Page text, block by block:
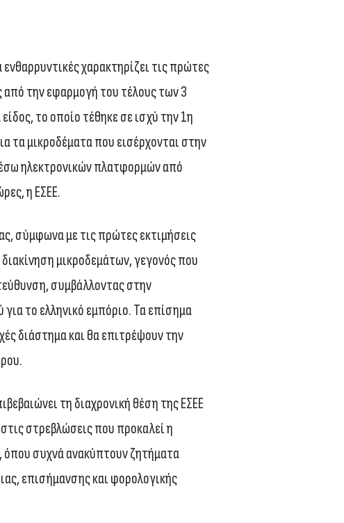
ενθαρρυντικές χαρακτηρίζει τις πρώτες
από την εφαρμογή του τέλους των 3
το οποίο τέθηκε σε ισχύ την 1η
τα μικροδέματα που εισέρχονται στην
ηλεκτρονικών πλατφορμών από
η ΕΣΕΕ.
σύμφωνα με τις πρώτες εκτιμήσεις
μικροδεμάτων, γεγονός που
συμβάλλοντας στην
το ελληνικό εμπόριο. Τα επίσημα
διάστημα και θα επιτρέψουν την
τη διαχρονική θέση της ΕΣΕΕ
στρεβλώσεις που προκαλεί η
όπου συχνά ανακύπτουν ζητήματα
επισήμανσης και φορολογικής